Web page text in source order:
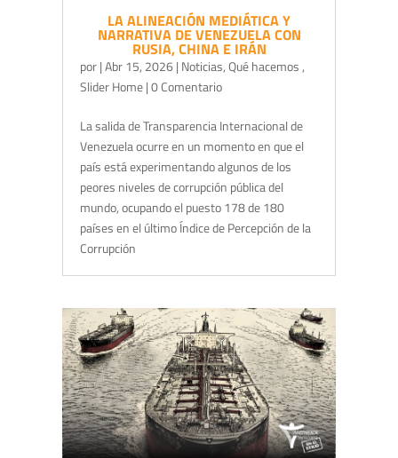
LA ALINEACIÓN MEDIÁTICA Y
NARRATIVA DE VENEZUELA CON
RUSIA, CHINA E IRÁN
por|Abr 15, 2026| Noticias,Qué hacemos,
Slider Home| 0 Comentario
La salida de Transparencia Internacional de
Venezuela ocurre en un momento en que el
país está experimentando algunos de los
peores niveles de corrupción pública del
mundo, ocupando el puesto 178 de 180
países en el último Índice de Percepción de la
Corrupción